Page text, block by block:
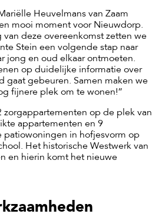
Heuvelmans van Zaam
mooi moment voor Nieuwdorp.
deze overeenkomst zetten we
Stein een volgende stap naar
jong en oud elkaar ontmoeten.
op duidelijke informatie over
gaat gebeuren. Samen maken we
fijnere plek om te wonen!”
zorgappartementen op de plek van
appartementen en 9
patiowoningen in hofjesvorm op
Het historische Westwerk van
en hierin komt het nieuwe